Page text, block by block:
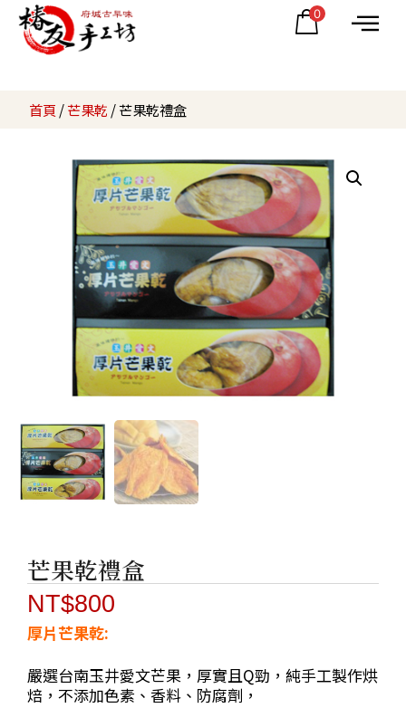
0
首頁 /芒果乾 / 芒果乾禮盒
芒果乾禮盒
NT$800
厚片芒果乾:
嚴選台南玉井愛文芒果，厚實且Q勁，純手工製作烘
焙，不添加色素、香料、防腐劑，